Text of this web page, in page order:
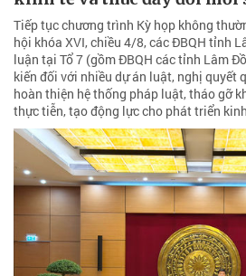
Tiếp tục chương trình Kỳ họp không
hội khóa XVI, chiều 4/8, các ĐBQH tỉnh
luận tại Tổ 7 (gồm ĐBQH các tỉnh Lâm
kiến đối với nhiều dự án luật, nghị quyết
hoàn thiện hệ thống pháp luật, tháo gỡ
thực tiễn, tạo động lực cho phát triển